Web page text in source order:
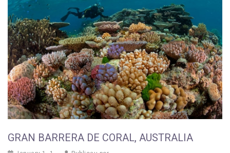
GRAN BARRERA DE CORAL, AUSTRALIA